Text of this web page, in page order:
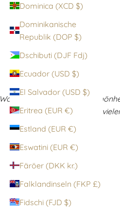
Dominica (XCD $)
Dominikanische
Republik (DOP $)
Dschibuti (DJF Fdj)
Ecuador (USD $)
El Salvador (USD $)
Eritrea (EUR €)
Estland (EUR €)
Eswatini (EUR €)
Färöer (DKK kr.)
Falklandinseln (FKP £)
Fidschi (FJD $)
Wolford steht für zeitlose
nach